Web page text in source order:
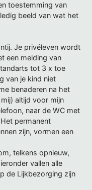
toestemming van
beeld van wat het
Je privéleven wordt
een melding van
tot 3 x toe
van je kind niet
benaderen na het
altijd voor mijn
naar de WC met
permanent
zijn, vormen een
telkens opnieuw,
vallen alle
de Lijkbezorging zijn